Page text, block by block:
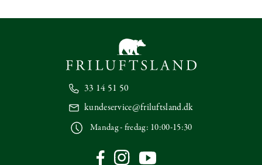
33 14 51 50
kundeservice@friluftsland.dk
Mandag - fredag: 10:00-15:30